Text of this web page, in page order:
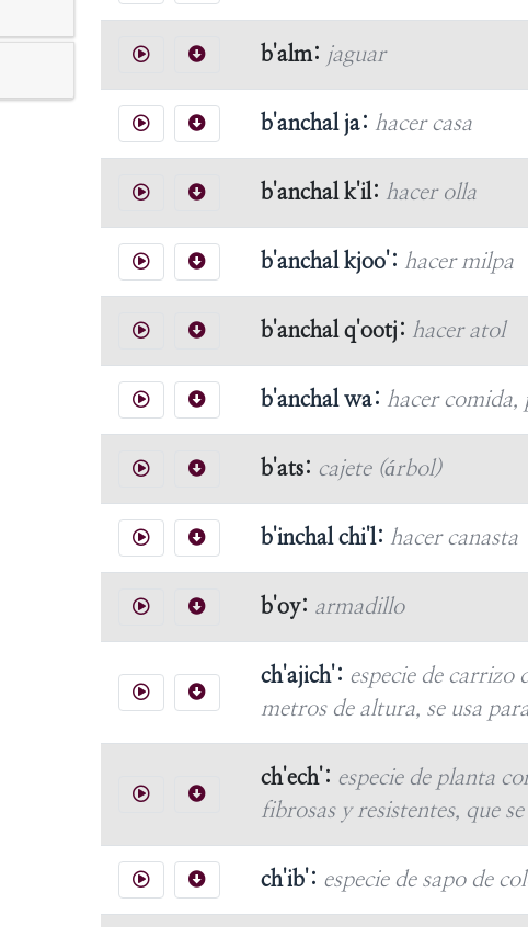
b'alm: jaguar
b'anchal ja: hacer casa
b'anchal k'il: hacer olla
b'anchal kjoo': hacer milpa
b'anchal q'ootj: hacer atol
b'anchal wa: hacer comida,
b'ats: cajete (árbol)
b'inchal chi'l: hacer canasta
b'oy: armadillo
ch'ajich': especie de carrizo
metros de altura, se usa
ch'ech': especie de planta
fibrosas y resistentes, que
ch'ib': especie de sapo de